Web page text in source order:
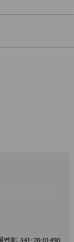
번호: 341-28-01490